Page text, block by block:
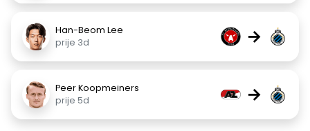
Han-Beom Lee
prije 3d
→
Peer Koopmeiners
prije 5d
→